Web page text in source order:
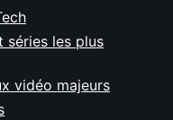
séries les plus
vidéo majeurs